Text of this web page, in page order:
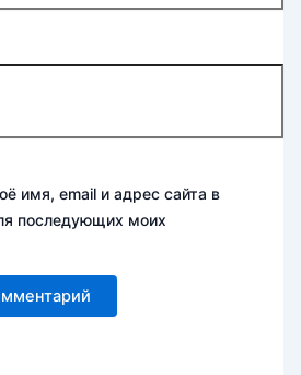
имя, email и адрес сайта в
последующих моих